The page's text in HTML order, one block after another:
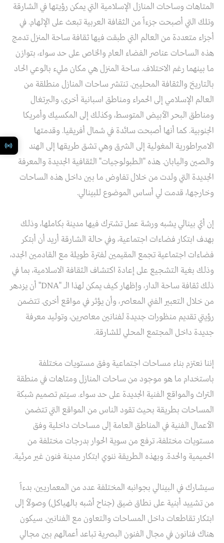
المتاهات وساحات المنازل الإسلامية التي يمكن رؤيتها في الشارقة
وتلك التي أصبحت جزءاً من الثقافة العربية تبعث على الإلهام. في
أجزاء متعددة من العالم التي طبقت فيها ثقافة ساحة المنزل تدمج
هذه الساحات عناصر الفضاء العام والخاص على حد سواء، بتوازن
ما بينهما رغم الاختلاف. ساحة المنزل هي مكان مليء بالوعي الحاد
بالتاريخ والثقافة المحليين. تنتشر ساحات المنازل منطلقة من
العالم الإسلامي إلى الحمراء ومناطق اسبانية أخرى، والبرتغال
ومناطق البحر الأبيض المتوسط، وكذلك إلى المكسيك وأمريكا
الجنوبية. كما أنها أصبحت سائدة في شمال أفريقيا. وقدمتها
الامبراطورية المغولية إلى الشرق وهي تشق طريقها إلى الهند
والصين واليابان. هذه "الطبولوجيات" الثقافية الجديدة والمعرفة
الجديدة التي ولدت من خلال تفاوض ما بين داخل هذه الساحات
وخارجها، قدمت لي أساس الموضوع للبينالي.
إن أيّ بينالي يشبه ورشة عمل تشترك فيها مدينة بكاملها، وذلك
بهدف ابتكار فضاءات اجتماعية، وفي حالة الشارقة أريد أن أبتكر
فضاءات اجتماعية تجمع المقيمين لفترة طويلة مع القادمين الجدد،
وذلك بغية التشجيع على إعادة اكتشاف الثقافة الاسلامية، بما في
ذلك ثقافة ساحة الدار، وإظهار كيف يمكن لهذا الـ "DNA" أن يزدهر
من خلال التعبير الفني المعاصر، وأن يؤثر في مواقع أخرى. تتضمن
رؤيتي تقديم منظورات جديدة لفنانين معاصرين، وتوليد معرفة
جديدة داخل المجتمع المحلي للشارقة.
إننا نعتزم بناء مساحات اجتماعية وفق مستويات مختلفة
باستخدام ما هو موجود من ساحات المنازل ومتاهات في منطقة
التراث والمواقع الفنية الجديدة على حد سواء. سيتم تصميم شبكة
المساحات بطريقة بحيث تقود الناس من المواقع التي تتضمن
الأعمال الفنية في المناطق العامة إلى مساحات داخلية وفق
مستويات مختلفة، ترفع من سوية الحوار بدرجات مختلفة من
الحميمية والحدة. وبهذه الطريقة ننوي ابتكار مدينة فنون غير مرئية.
سيشارك في البينالي بجوانبه المختلفة عدد من المعماريين، بدءاً
من تشييد أبنية على نطاق ضيق (جناح أشبه بالهياكل) وصولاً إلى
ابتكار تقاطعات داخل المساحات والتعاون مع الفنانين. سيكون
هناك فنانون في مجال الفنون البصرية تباعد أعمالهم بين مجالي